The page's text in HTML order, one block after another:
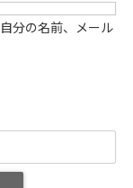
分の名前、メール